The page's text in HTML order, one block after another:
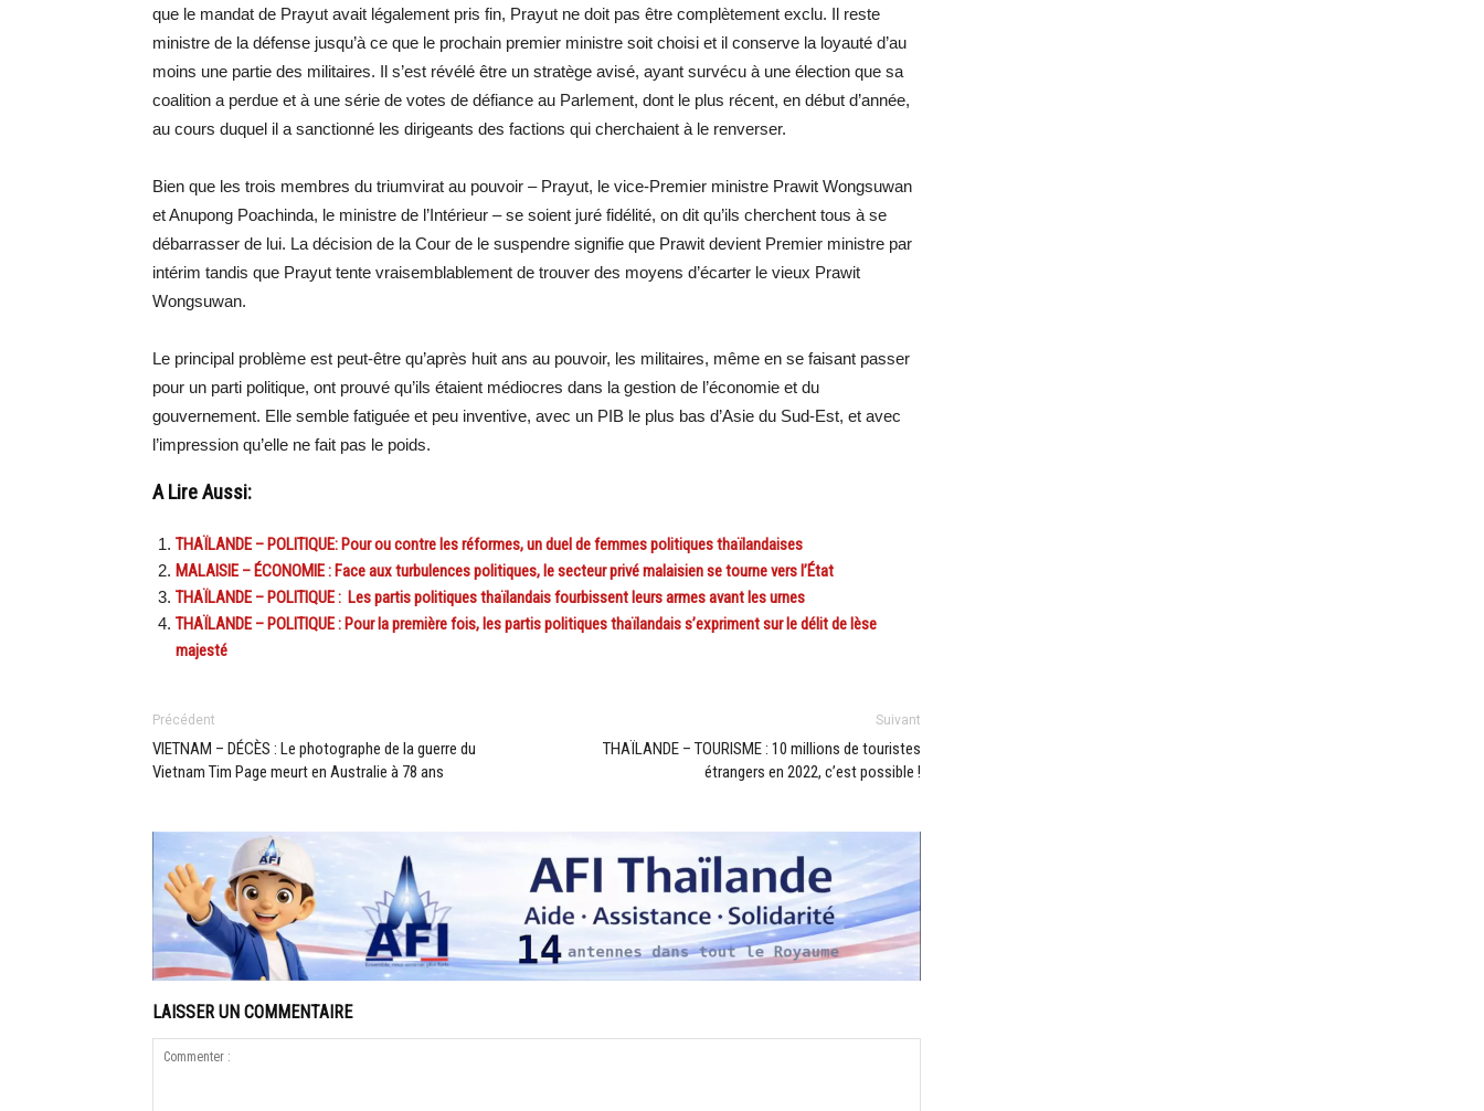
que le mandat de Prayut avait légalement pris fin, Prayut ne doit pas être complètement exclu. Il reste
ministre de la défense jusqu’à ce que le prochain premier ministre soit choisi et il conserve la loyauté d’au
moins une partie des militaires. Il s’est révélé être un stratège avisé, ayant survécu à une élection que sa
coalition a perdue et à une série de votes de défiance au Parlement, dont le plus récent, en début d’année,
au cours duquel il a sanctionné les dirigeants des factions qui cherchaient à le renverser.
Bien que les trois membres du triumvirat au pouvoir – Prayut, le vice-Premier ministre Prawit Wongsuwan
et Anupong Poachinda, le ministre de l’Intérieur – se soient juré fidélité, on dit qu’ils cherchent tous à se
débarrasser de lui. La décision de la Cour de le suspendre signifie que Prawit devient Premier ministre par
intérim tandis que Prayut tente vraisemblablement de trouver des moyens d’écarter le vieux Prawit
Wongsuwan.
Le principal problème est peut-être qu’après huit ans au pouvoir, les militaires, même en se faisant passer
pour un parti politique, ont prouvé qu’ils étaient médiocres dans la gestion de l’économie et du
gouvernement. Elle semble fatiguée et peu inventive, avec un PIB le plus bas d’Asie du Sud-Est, et avec
l’impression qu’elle ne fait pas le poids.
A Lire Aussi:
THAÏLANDE – POLITIQUE: Pour ou contre les réformes, un duel de femmes politiques thaïlandaises
MALAISIE – ÉCONOMIE : Face aux turbulences politiques, le secteur privé malaisien se tourne vers l’État
THAÏLANDE – POLITIQUE : Les partis politiques thaïlandais fourbissent leurs armes avant les urnes
THAÏLANDE – POLITIQUE : Pour la première fois, les partis politiques thaïlandais s’expriment sur le délit de lèse
majesté
Précédent
VIETNAM – DÉCÈS : Le photographe de la guerre du
Vietnam Tim Page meurt en Australie à 78 ans
Suivant
THAÏLANDE – TOURISME : 10 millions de touristes
étrangers en 2022, c’est possible !
LAISSER UN COMMENTAIRE